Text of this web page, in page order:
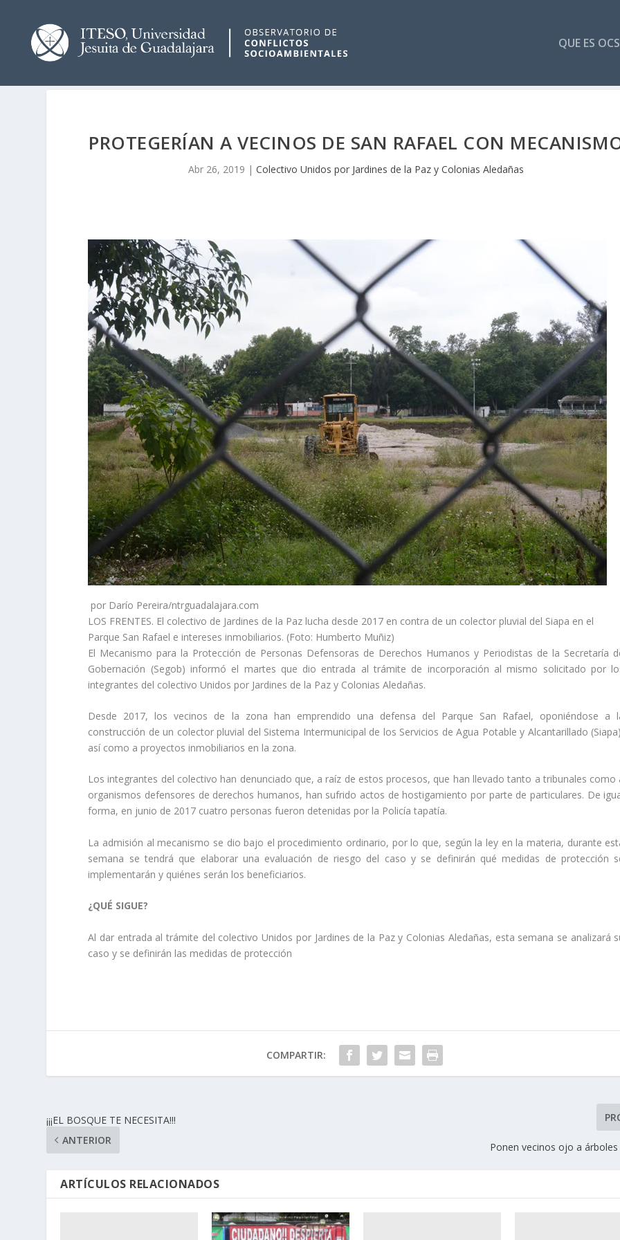
QUE ES
PROTEGERÍAN A VECINOS DE SAN RAFAEL CON
Abr 26, 2019 |Colectivo Unidos por Jardines de la Paz y Colonias Aledañas
por Darío Pereira/ntrguadalajara.com
LOS FRENTES. El colectivo de Jardines de la Paz lucha desde 2017 en contra de un colector pluvial del Siapa en el
Parque San Rafael e intereses inmobiliarios. (Foto: Humberto Muñiz)
El Mecanismo para la Protección de Personas Defensoras de Derechos Humanos y Periodistas de la Secretaría
Gobernación (Segob) informó el martes que dio entrada al trámite de incorporación al mismo solicitado por
integrantes del colectivo Unidos por Jardines de la Paz y Colonias Aledañas.
Desde 2017, los vecinos de la zona han emprendido una defensa del Parque San Rafael, oponiéndose a
construcción de un colector pluvial del Sistema Intermunicipal de los Servicios de Agua Potable y Alcantarillado
así como a proyectos inmobiliarios en la zona.
Los integrantes del colectivo han denunciado que, a raíz de estos procesos, que han llevado tanto a tribunales como
organismos defensores de derechos humanos, han sufrido actos de hostigamiento por parte de particulares. De
forma, en junio de 2017 cuatro personas fueron detenidas por la Policía tapatía.
La admisión al mecanismo se dio bajo el procedimiento ordinario, por lo que, según la ley en la materia, durante
semana se tendrá que elaborar una evaluación de riesgo del caso y se definirán qué medidas de protección
implementarán y quiénes serán los beneficiarios.
¿QUÉ SIGUE?
Al dar entrada al trámite del colectivo Unidos por Jardines de la Paz y Colonias Aledañas, esta semana se analizará
caso y se definirán las medidas de protección
COMPARTIR:
¡¡¡EL BOSQUE TE NECESITA!!!
ANTERIOR
Ponen vecinos ojo a
ARTÍCULOS RELACIONADOS